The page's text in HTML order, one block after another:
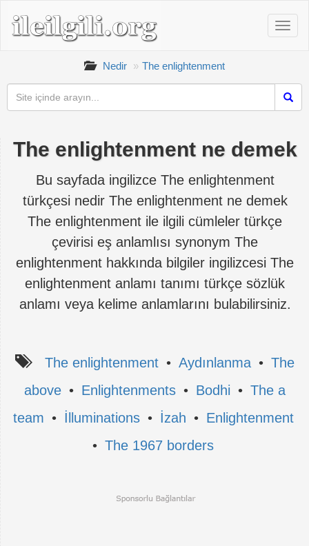
Nedir The enlightenment
The enlightenment ne demek
Bu sayfada ingilizce The enlightenment
türkçesi nedir The enlightenment ne demek
The enlightenment ile ilgili cümleler türkçe
çevirisi eş anlamlısı synonym The
enlightenment hakkında bilgiler ingilizcesi The
enlightenment anlamı tanımı türkçe sözlük
anlamı veya kelime anlamlarını bulabilirsiniz.
The enlightenment • Aydınlanma • The
above • Enlightenments • Bodhi • The a
team • İlluminations • İzah • Enlightenment
• The 1967 borders